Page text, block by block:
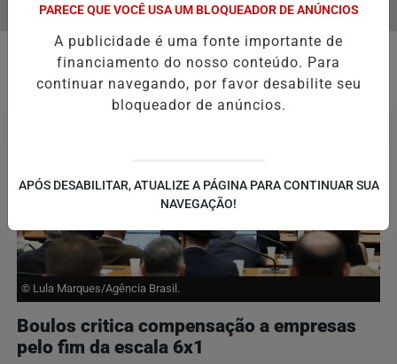
FACILITA COOPTAÇÃO DO BANCO CENTRAL, DIZEM
EM ALTA
MENU
Política
© Lula Marques/Agência Brasil.
Boulos critica compensação a empresas
pelo fim da escala 6x1
PARECE QUE VOCÊ USA UM BLOQUEADOR DE ANÚNCIOS
A publicidade é uma fonte importante de
financiamento do nosso conteúdo. Para
continuar navegando, por favor desabilite seu
bloqueador de anúncios.
APÓS DESABILITAR, ATUALIZE A PÁGINA PARA CONTINUAR SUA
NAVEGAÇÃO!